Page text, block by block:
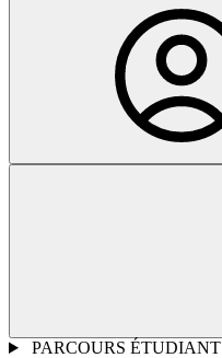
PARCOURS ÉTUDIANT